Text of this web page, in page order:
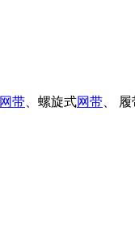
网带 、螺旋式网带 、